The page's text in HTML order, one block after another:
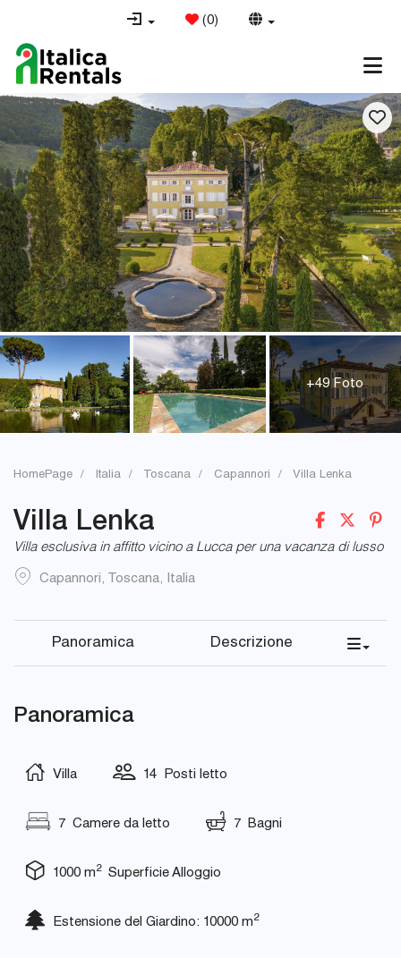
(0)
+49 Foto
HomePage Italia Toscana Capannori Villa Lenka
Villa Lenka
Villa esclusiva in affitto vicino a Lucca per una vacanza di lusso
Capannori, Toscana, Italia
Panoramica Descrizione
Panoramica
Villa 14 Posti letto
7 Camere da letto 7 Bagni
1000 m2Superficie Alloggio
Estensione del Giardino: 10000 m2